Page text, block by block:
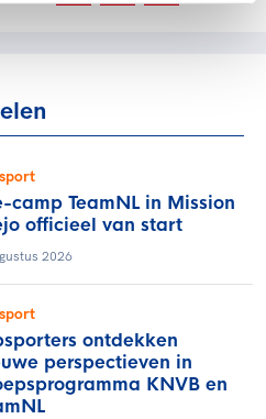
camp TeamNL in Mission
officieel van start
2026
ontdekken
perspectieven in
KNVB en